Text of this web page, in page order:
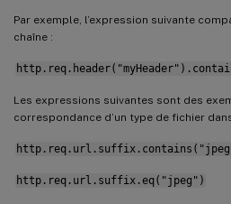
Par exemple, l’expression suivante
chaîne :
Les expressions suivantes sont des
correspondance d’un type de fichier
http.req.url.suffix.eq("jpeg")